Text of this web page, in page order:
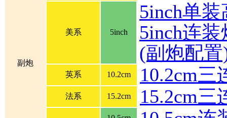
副炮
美系 5inch
5inch单
5inch连装
(副炮配
英系 10.2cm 10.2cm三
法系 15.2cm 15.2cm三